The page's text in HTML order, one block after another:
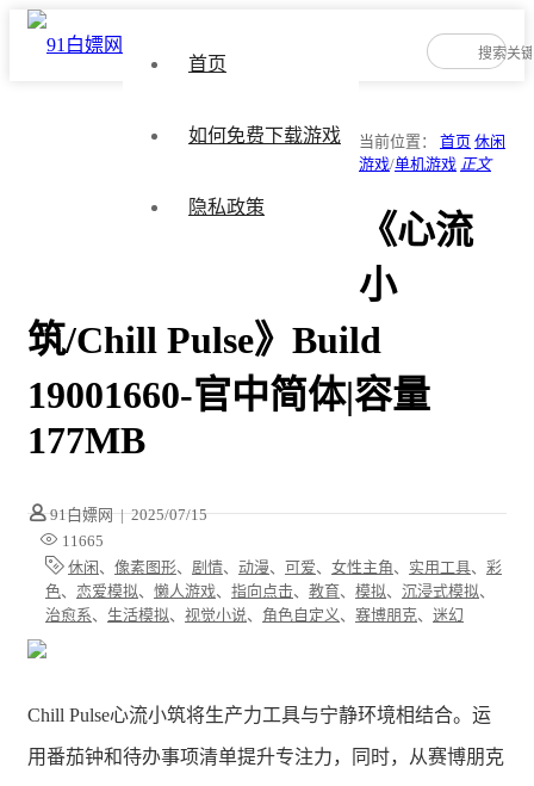
首页
如何免费下载游戏
隐私政策
当前位置： 首页 休闲
游戏/单机游戏 正文
《心流
小
筑/Chill Pulse》Build
19001660-官中简体|容量
177MB
91白嫖网 | 2025/07/15
11665
休闲 、 像素图形、 剧情、 动漫、 可爱、 女性主角、 实用工具、 彩
色、 恋爱模拟、 懒人游戏、 指向点击、 教育、 模拟、 沉浸式模拟、
治愈系、 生活模拟、 视觉小说、 角色自定义 、 赛博朋克、 迷幻
Chill Pulse心流小筑将生产力工具与宁静环境相结合。运
用番茄钟和待办事项清单提升专注力，同时，从赛博朋克